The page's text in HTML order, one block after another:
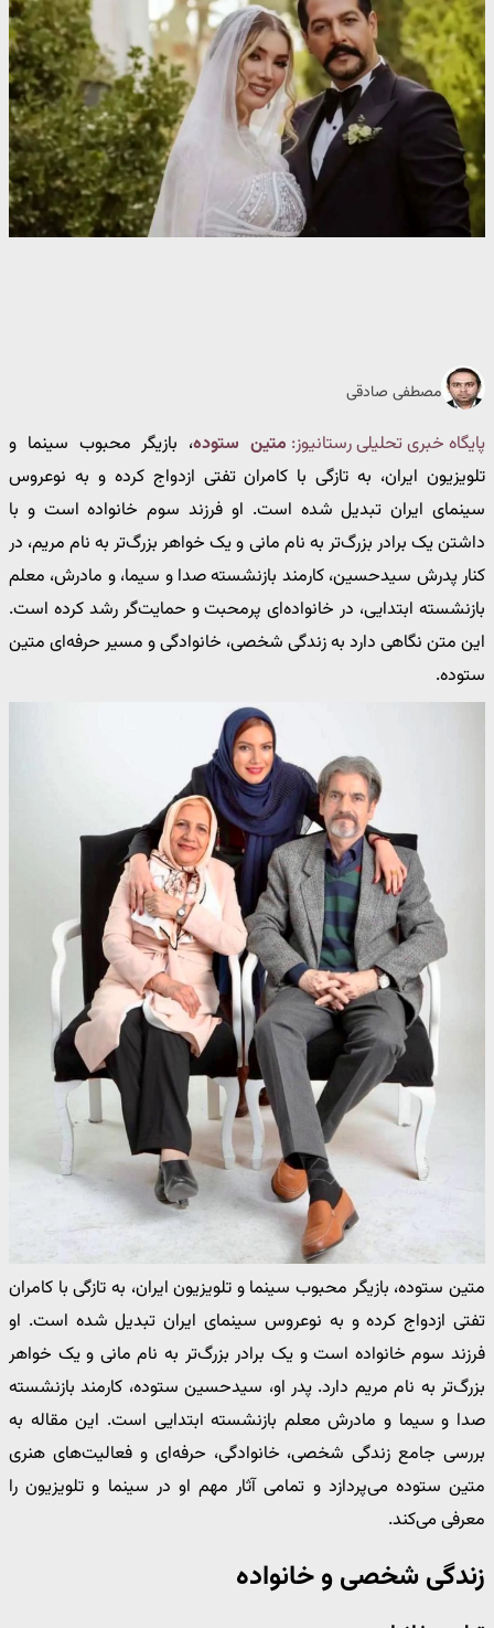
مصطفی صادقی
پایگاه خبری تحلیلی رستانیوز: متین ستوده، بازیگر محبوب سینما و
تلویزیون ایران، به تازگی با کامران تفتی ازدواج کرده و به نوعروس
سینمای ایران تبدیل شده است. او فرزند سوم خانواده است و با
داشتن یک برادر بزرگ‌تر به نام مانی و یک خواهر بزرگ‌تر به نام مریم، در
کنار پدرش سیدحسین، کارمند بازنشسته صدا و سیما، و مادرش، معلم
بازنشسته ابتدایی، در خانواده‌ای پرمحبت و حمایت‌گر رشد کرده است.
این متن نگاهی دارد به زندگی شخصی، خانوادگی و مسیر حرفه‌ای متین
ستوده.
متین ستوده، بازیگر محبوب سینما و تلویزیون ایران، به تازگی با کامران
تفتی ازدواج کرده و به نوعروس سینمای ایران تبدیل شده است. او
فرزند سوم خانواده است و یک برادر بزرگ‌تر به نام مانی و یک خواهر
بزرگ‌تر به نام مریم دارد. پدر او، سیدحسین ستوده، کارمند بازنشسته
صدا و سیما و مادرش معلم بازنشسته ابتدایی است. این مقاله به
بررسی جامع زندگی شخصی، خانوادگی، حرفه‌ای و فعالیت‌های هنری
متین ستوده می‌پردازد و تمامی آثار مهم او در سینما و تلویزیون را
معرفی می‌کند.
زندگی شخصی و خانواده